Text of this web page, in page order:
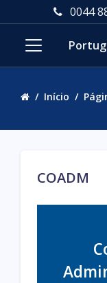
Ir para o conteúdo
0044
Início
COADM